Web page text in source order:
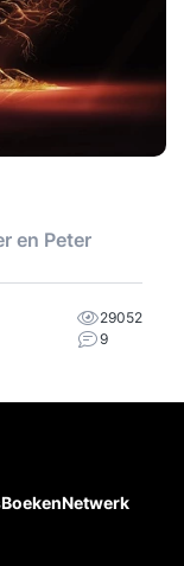
en Peter
29052
9
BoekenNetwerk